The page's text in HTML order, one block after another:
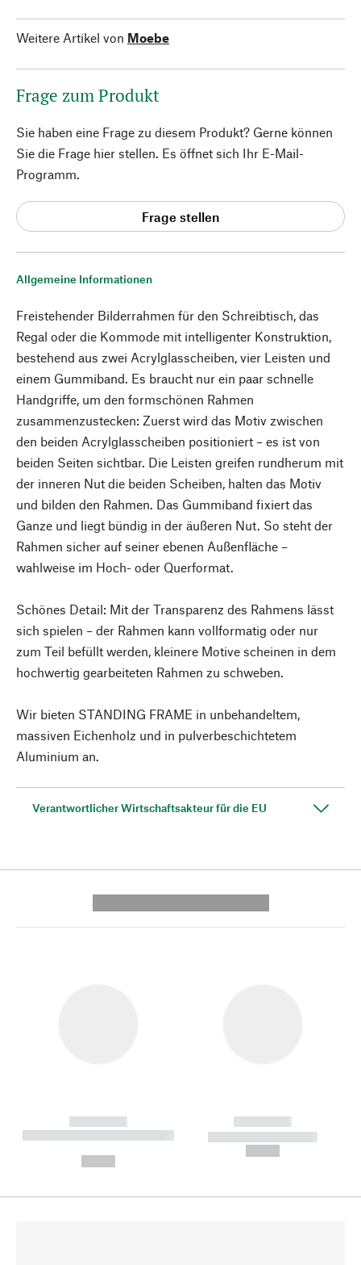
Allgemeine Informationen
Freistehender Bilderrahmen für den Schreibtisch, das
Regal oder die Kommode mit intelligenter Konstruktion,
bestehend aus zwei Acrylglasscheiben, vier Leisten und
einem Gummiband. Es braucht nur ein paar schnelle
Handgriffe, um den formschönen Rahmen
zusammenzustecken: Zuerst wird das Motiv zwischen
den beiden Acrylglasscheiben positioniert – es ist von
beiden Seiten sichtbar. Die Leisten greifen rundherum mit
der inneren Nut die beiden Scheiben, halten das Motiv
und bilden den Rahmen. Das Gummiband fixiert das
Ganze und liegt bündig in der äußeren Nut. So steht der
Rahmen sicher auf seiner ebenen Außenfläche –
wahlweise im Hoch- oder Querformat.
Schönes Detail: Mit der Transparenz des Rahmens lässt
sich spielen – der Rahmen kann vollformatig oder nur
zum Teil befüllt werden, kleinere Motive scheinen in dem
hochwertig gearbeiteten Rahmen zu schweben.
Wir bieten STANDING FRAME in unbehandeltem,
massiven Eichenholz und in pulverbeschichtetem
Aluminium an.
Verantwortlicher Wirtschaftsakteur für die EU
Weitere Artikel von Moebe
Frage zum Produkt
Sie haben eine Frage zu diesem Produkt? Gerne können
Sie die Frage hier stellen. Es öffnet sich Ihr E-Mail-
Programm.
Frage stellen
------------
----------- ----------- --------
------------
----------- -----------